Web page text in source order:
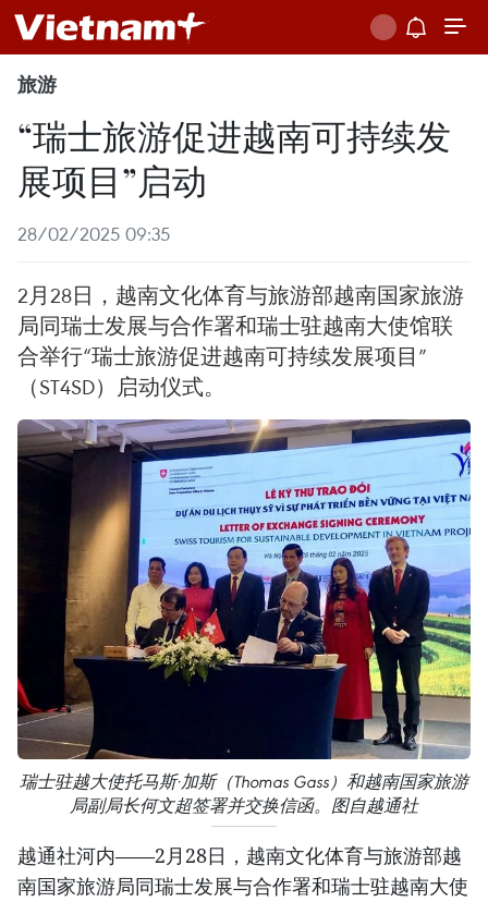
旅游
“瑞士旅游促进越南可持续发
展项目”启动
28/02/2025 09:35
2月28日，越南文化体育与旅游部越南国家旅游
局同瑞士发展与合作署和瑞士驻越南大使馆联
合举行“瑞士旅游促进越南可持续发展项目”
（ST4SD）启动仪式。
瑞士驻越大使托马斯·加斯（Thomas Gass）和越南国家旅游
局副局长何文超签署并交换信函。图自越通社
越通社河内——2月28日，越南文化体育与旅游部越
南国家旅游局同瑞士发展与合作署和瑞士驻越南大使